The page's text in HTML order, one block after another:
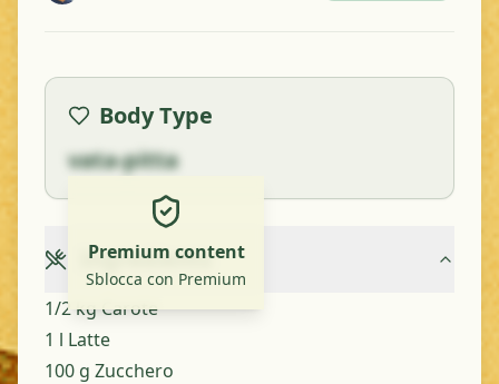
Body Type
vata-pitta
Premium content
Sblocca con Premium
Ingredients
1/2 kg Carote
1 l Latte
100 g Zucchero